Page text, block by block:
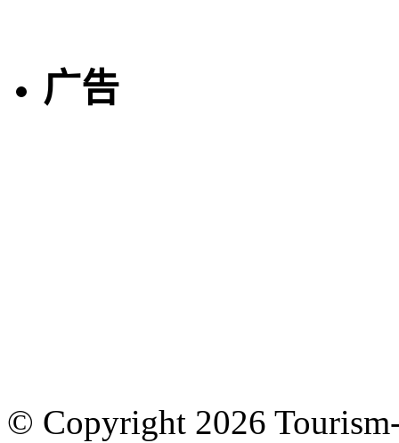
广告
© Copyright 2026